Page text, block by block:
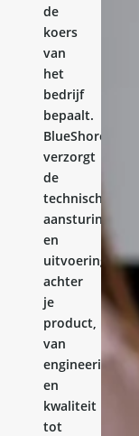
de
koers
van
het
bedrijf
bepaalt.
BlueShores
verzorgt
de
technische
aansturing
en
uitvoering
achter
je
product,
van
engineering
en
kwaliteit
tot